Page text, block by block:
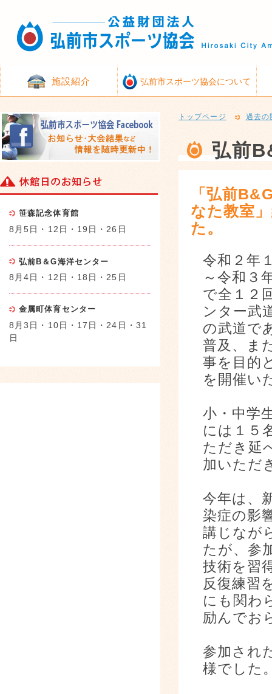
施設紹介 弘前市スポーツ協会について
トップページ 過去の
弘前
「弘前
なた教室
た。
令和２年
～令和３
で全１２
ンター武
の武道で
普及、ま
事を目的
を開催い
小・中学
には１５
ただき延
加いただ
今年は、
染症の影
講じなが
たが、参
技術を習
反復練習
にも関わ
励んでお
参加され
様でした
笹森記念体育館
8月5日・12日・19日・26日
弘前B＆G海洋センター
8月4日・12日・18日・25日
金属町体育センター
8月3日・10日・17日・24日・31
日